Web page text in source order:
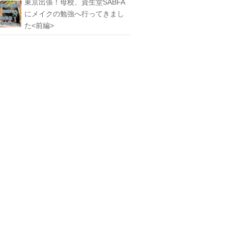
東京出張！母校、資生堂SABFA
にメイクの勉強へ行ってきまし
た<前編>